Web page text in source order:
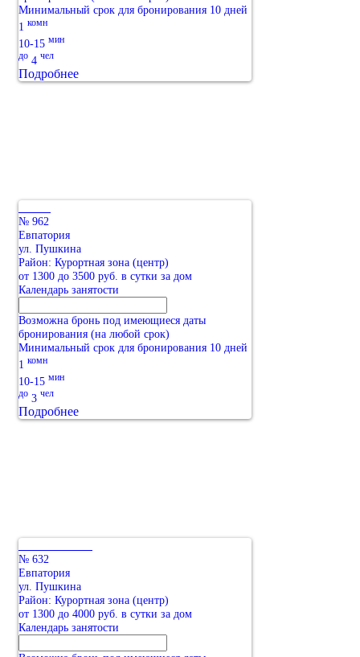
Минимальный срок для бронирования 10 дней
1 комн
10-15 мин
до 4 чел
Подробнее
№ 962
Евпатория
ул. Пушкина
Район: Курортная зона (центр)
от 1300 до 3500 руб. в сутки за дом
Календарь занятости
Возможна бронь под имеющиеся даты
бронирования (на любой срок)
Минимальный срок для бронирования 10 дней
1 комн
10-15 мин
до 3 чел
Подробнее
№ 632
Евпатория
ул. Пушкина
Район: Курортная зона (центр)
от 1300 до 4000 руб. в сутки за дом
Календарь занятости